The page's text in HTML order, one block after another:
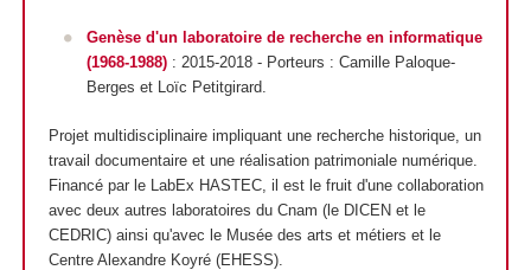
Genèse d'un laboratoire de recherche en informatique
(1968-1988) : 2015-2018 - Porteurs : Camille Paloque-
Berges et Loïc Petitgirard.
Projet multidisciplinaire impliquant une recherche historique, un
travail documentaire et une réalisation patrimoniale numérique.
Financé par le LabEx HASTEC, il est le fruit d'une collaboration
avec deux autres laboratoires du Cnam (le DICEN et le
CEDRIC) ainsi qu'avec le Musée des arts et métiers et le
Centre Alexandre Koyré (EHESS).